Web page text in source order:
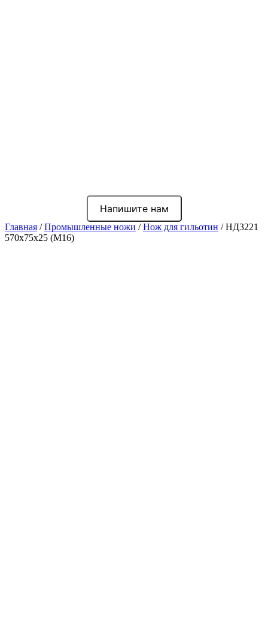
Напишите нам
Главная /Промышленные ножи /Нож для гильотин / НД3221
570x75x25 (М16)